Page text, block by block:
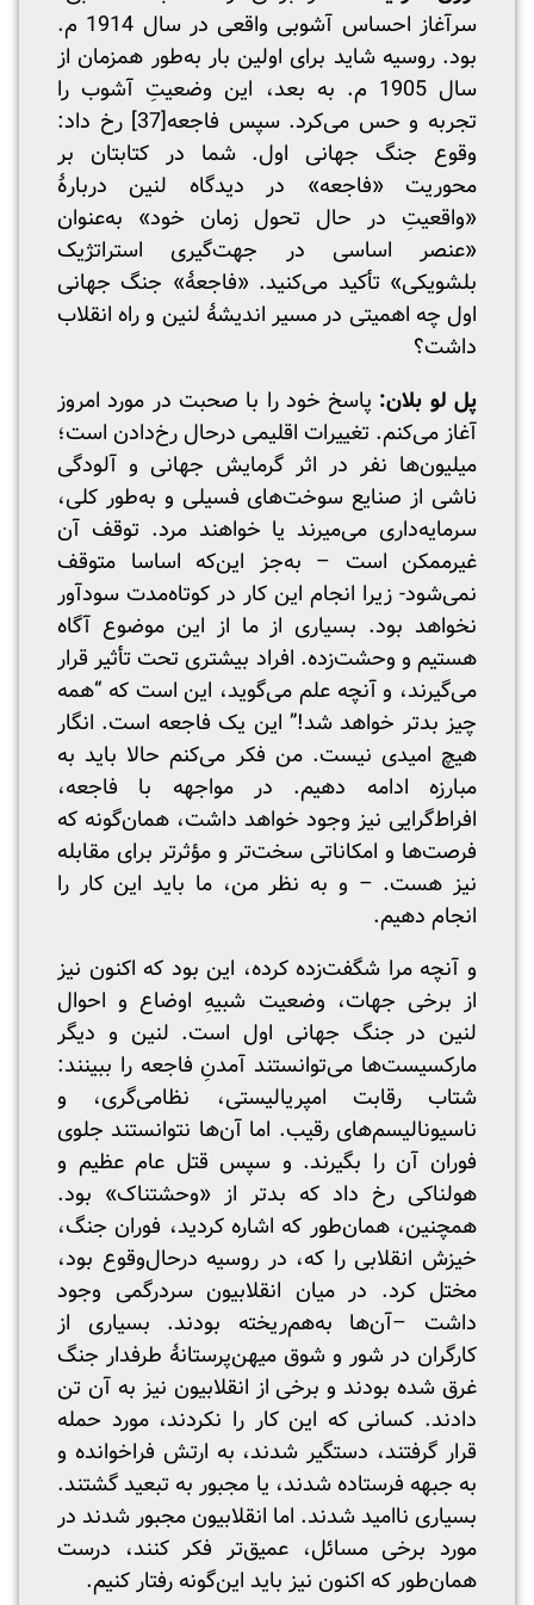
سرآغاز احساس آشوبی واقعی در سال 1914 م.
بود. روسیه شاید برای اولین بار به‌طور همزمان از
سال 1905 م. به بعد، این وضعیتِ آشوب را
تجربه و حس می‌کرد. سپس فاجعه[37]
رخ داد:
وقوع جنگ جهانی اول. شما در کتابتان بر
محوریت «فاجعه» در دیدگاه لنین دربارۀ
«واقعیتِ در حال تحول زمان خود» به‌عنوان
«عنصر اساسی در جهت‌گیری استراتژیک
بلشویکی» تأکید می‌کنید. «فاجعۀ» جنگ جهانی
اول چه اهمیتی در مسیر اندیشۀ لنین و راه انقلاب
داشت؟
پل لو بلان: پاسخ خود را با صحبت در مورد امروز
آغاز می‌کنم. تغییرات اقلیمی در‌حال رخ‌دادن است؛
میلیون‌ها نفر در اثر گرمایش جهانی و آلودگی
ناشی از صنایع سوخت‌های فسیلی و به‌طور کلی،
سرمایه‌داری می‌میرند یا خواهند مرد. توقف آن
غیرممکن است – به‌جز این‌که اساسا متوقف
نمی‌شود- زیرا انجام این کار در کوتاه‌مدت سودآور
نخواهد بود. بسیاری از ما از این موضوع آگاه
هستیم و وحشت‌زده. افراد بیشتری تحت تأثیر قرار
می‌گیرند، و آنچه علم می‌گوید، این است که “همه
چیز بدتر خواهد شد!” این یک فاجعه است. انگار
هیچ امیدی نیست. من فکر می‌کنم حالا باید به
مبارزه ادامه دهیم. در مواجهه با فاجعه،
افراط‌گرایی نیز وجود خواهد داشت، همان‌گونه که
فرصت‌ها و امکاناتی سخت‌تر و مؤثرتر برای مقابله
نیز هست. – و به نظر من، ما باید این کار را
انجام دهیم.
و آنچه مرا شگفت‌زده کرده، این بود که اکنون نیز
از برخی جهات، وضعیت شبیهِ اوضاع و احوال
لنین در جنگ جهانی اول است. لنین و دیگر
مارکسیست‌ها می‌توانستند آمدنِ فاجعه را ببینند:
شتاب رقابت امپریالیستی، نظامی‌گری، و
ناسیونالیسم‌های رقیب. اما آن‌ها نتوانستند جلوی
فوران آن را بگیرند. و سپس قتل عام عظیم و
هولناکی رخ داد که بدتر از «وحشتناک» بود.
همچنین، همان‌طور که اشاره کردید، فوران جنگ،
خیزش انقلابی را که، در روسیه درحال‌وقوع بود،
مختل کرد. در میان انقلابیون سردرگمی وجود
داشت –آن‌ها به‌هم‌ریخته بودند. بسیاری از
کارگران در شور و شوق میهن‌پرستانۀ طرفدار جنگ
غرق شده بودند و برخی از انقلابیون نیز به آن تن
دادند. کسانی که این کار را نکردند، مورد حمله
قرار گرفتند، دستگیر شدند، به ارتش فراخوانده و
به جبهه فرستاده شدند، یا مجبور به تبعید گشتند.
بسیاری ناامید شدند. اما انقلابیون مجبور شدند در
مورد برخی مسائل، عمیق‌تر فکر کنند، درست
همان‌طور که اکنون نیز باید این‌گونه رفتار کنیم.